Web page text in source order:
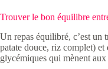
Trouver le bon équilibre
Un repas équilibré, c’est un
patate douce, riz complet) et
glycémiques qui mènent